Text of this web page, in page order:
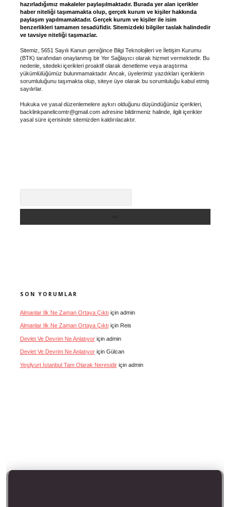
hazırladığımız makaleler paylaşılmaktadır. Burada yer alan içerikler
haber niteliği taşımamakta olup, gerçek kurum ve kişiler hakkında
paylaşım yapılmamaktadır. Gerçek kurum ve kişiler ile isim
benzerlikleri tamamen tesadüfidir. Sitemizdeki bilgiler taslak halindedir
ve tavsiye niteliği taşımazlar.
Sitemiz, 5651 Sayılı Kanun gereğince Bilgi Teknolojileri ve İletişim Kurumu
(BTK) tarafından onaylanmış bir Yer Sağlayıcı olarak hizmet vermektedir. Bu
nedenle, sitedeki içerikleri proaktif olarak denetleme veya araştırma
yükümlülüğümüz bulunmamaktadır. Ancak, üyelerimiz yazdıkları içeriklerin
sorumluluğunu taşımakta olup, siteye üye olarak bu sorumluluğu kabul etmiş
sayılırlar.
Hukuka ve yasal düzenlemelere aykırı olduğunu düşündüğünüz içerikleri,
backlinkpanelicomtr@gmail.comadresine bildirmeniz halinde, ilgili içerikler
yasal süre içerisinde sitemizden kaldırılacaktır.
SON YORUMLAR
Almanlar Ilk Ne Zaman Ortaya Çıktı için admin
Almanlar Ilk Ne Zaman Ortaya Çıktı için Reis
Devlet Ve Devrim Ne Anlatıyoriçin admin
Devlet Ve Devrim Ne Anlatıyoriçin Gülcan
Yeşilyurt Istanbul Tam Olarak Neresidiriçin admin